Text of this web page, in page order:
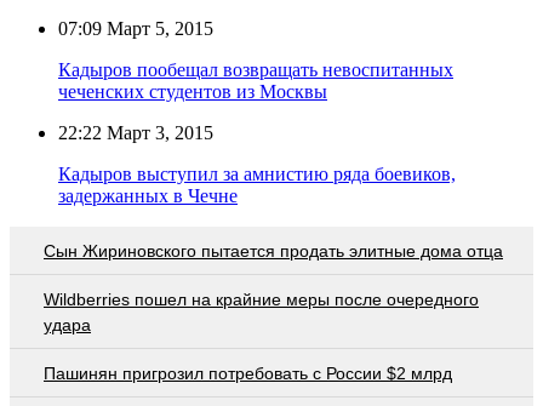
07:09 Март 5, 2015
Кадыров пообещал возвращать невоспитанных
чеченских студентов из Москвы
22:22 Март 3, 2015
Кадыров выступил за амнистию ряда боевиков,
задержанных в Чечне
Сын Жириновского пытается продать элитные дома отца
Wildberries пошел на крайние меры после очередного
удара
Пашинян пригрозил потребовать c России $2 млрд